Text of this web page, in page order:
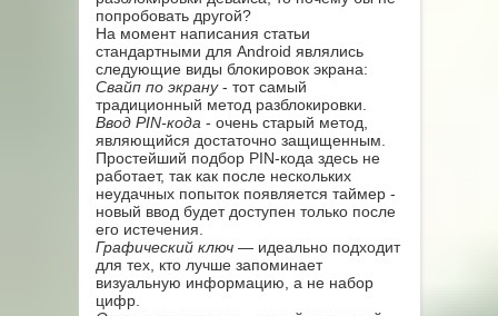
попробовать другой?
На момент написания статьи
стандартными для Android являлись
следующие виды блокировок экрана:
Свайп по экрану- тот самый
традиционный метод разблокировки.
Ввод PIN-кода - очень старый метод,
являющийся достаточно защищенным.
Простейший подбор PIN-кода здесь не
работает, так как после нескольких
неудачных попыток появляется таймер -
новый ввод будет доступен только после
его истечения.
Графический ключ — идеально подходит
для тех, кто лучше запоминает
визуальную информацию, а не набор
цифр.